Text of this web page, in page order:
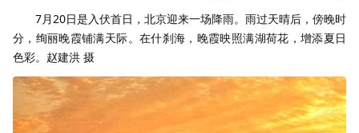
7月20日是入伏首日，北京迎来一场降雨。雨过天晴后，傍晚时
分，绚丽晚霞铺满天际。在什刹海，晚霞映照满湖荷花，增添夏日
色彩。赵建洪 摄